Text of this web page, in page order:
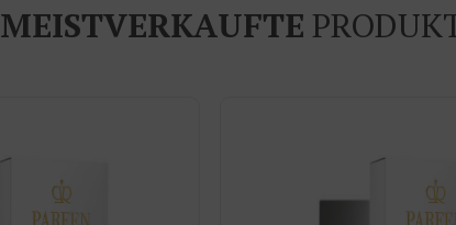
MEISTVERKAUFTE